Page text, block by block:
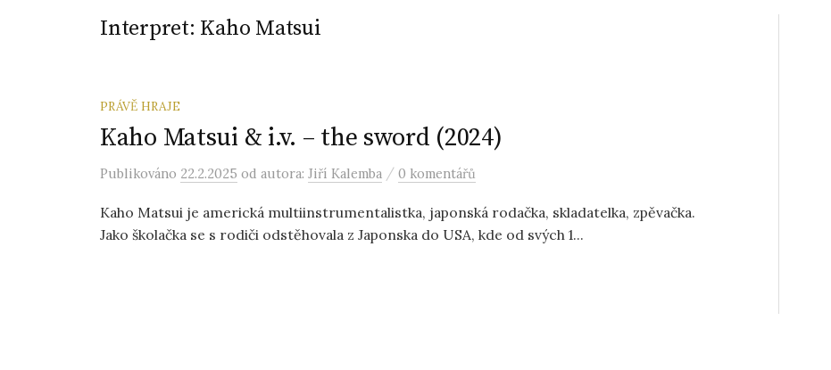
Interpret: Kaho Matsui
PRÁVĚ HRAJE
Kaho Matsui & i.v. – the sword (2024)
Publikováno 22.2.2025 od autora: Jiří Kalemba / 0 komentářů
Kaho Matsui je americká multiinstrumentalistka, japonská rodačka, skladatelka, zpěvačka.
Jako školačka se s rodiči odstěhovala z Japonska do USA, kde od svých 1...